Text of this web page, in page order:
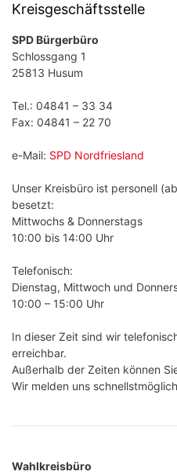
Kreisgeschäftsstelle
SPD Bürgerbüro
Schlossgang 1
25813 Husum
Tel.: 04841 – 33 34
Fax: 04841 – 22 70
e-Mail: SPD Nordfriesland
Unser Kreisbüro ist personell
besetzt:
Mittwochs & Donnerstags
10:00 bis 14:00 Uhr
Telefonisch:
Dienstag, Mittwoch und
10:00 – 15:00 Uhr
In dieser Zeit sind wir
erreichbar.
Außerhalb der Zeiten können
Wir melden uns
Wahlkreisbüro